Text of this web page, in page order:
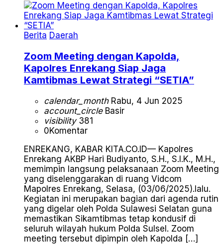
Berita Daerah
Zoom Meeting dengan Kapolda,
Kapolres Enrekang Siap Jaga
Kamtibmas Lewat Strategi “SETIA”
calendar_monthRabu, 4 Jun 2025
account_circleBasir
visibility381
0Komentar
ENREKANG, KABAR KITA.CO.ID— Kapolres
Enrekang AKBP Hari Budiyanto, S.H., S.I.K., M.H.,
memimpin langsung pelaksanaan Zoom Meeting
yang diselenggarakan di ruang Vidcom
Mapolres Enrekang, Selasa, (03/06/2025).lalu.
Kegiatan ini merupakan bagian dari agenda rutin
yang digelar oleh Polda Sulawesi Selatan guna
memastikan Sikamtibmas tetap kondusif di
seluruh wilayah hukum Polda Sulsel. Zoom
meeting tersebut dipimpin oleh Kapolda […]